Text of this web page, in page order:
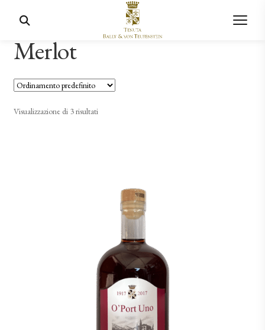
Merlot
Visualizzazione di 3 risultati